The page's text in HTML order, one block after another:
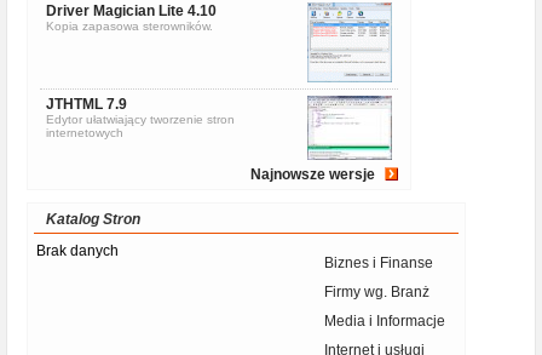
Driver Magician Lite 4.10
Kopia zapasowa sterowników.
JTHTML 7.9
Edytor ułatwiający tworzenie stron
internetowych
Najnowsze wersje
Katalog Stron
Brak danych
Biznes i Finanse
Firmy wg. Branż
Media i Informacje
Internet i usługi